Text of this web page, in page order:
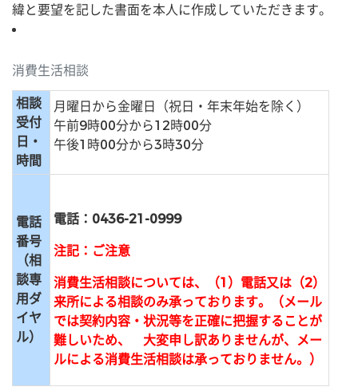
緯と要望を記した書面を本人に作成していただきます。
消費生活相談
相談
受付
日・
時間
月曜日から金曜日（祝日・年末年始を除く）
午前9時00分から12時00分
午後1時00分から3時30分
電話
番号
（相
談専
用ダ
イヤ
ル）
電話：0436-21-0999
注記：ご注意
消費生活相談については、（1）電話又は（2）
来所による相談のみ承っております。
（メール
では契約内容・状況等を正確に把握することが
難しいため、
大変申し訳ありませんが、メー
ルによる消費生活相談は承っておりません。）